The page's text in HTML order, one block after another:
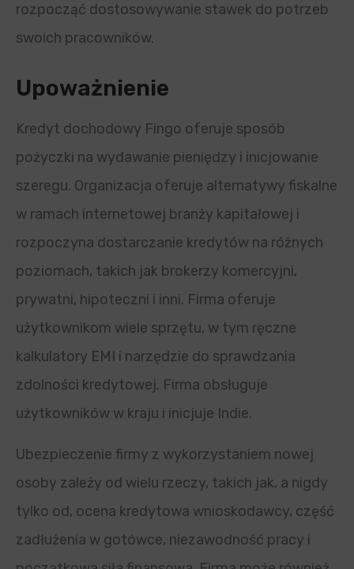
rozpocząć dostosowywanie stawek do potrzeb
swoich pracowników.
Upoważnienie
Kredyt dochodowy Fingo oferuje sposób
pożyczki na wydawanie pieniędzy i inicjowanie
szeregu. Organizacja oferuje alternatywy fiskalne
w ramach internetowej branży kapitałowej i
rozpoczyna dostarczanie kredytów na różnych
poziomach, takich jak brokerzy komercyjni,
prywatni, hipoteczni i inni. Firma oferuje
użytkownikom wiele sprzętu, w tym ręczne
kalkulatory EMI i narzędzie do sprawdzania
zdolności kredytowej. Firma obsługuje
użytkowników w kraju i inicjuje Indie.
Ubezpieczenie firmy z wykorzystaniem nowej
osoby zależy od wielu rzeczy, takich jak, a nigdy
tylko od, ocena kredytowa wnioskodawcy, część
zadłużenia w gotówce, niezawodność pracy i